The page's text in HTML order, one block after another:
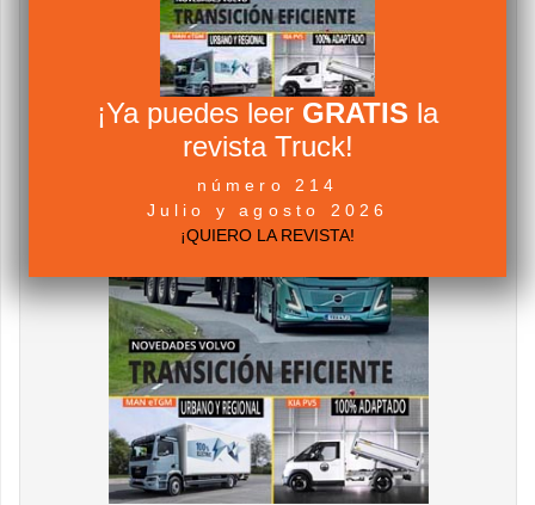
¡Ya puedes leer GRATIS la
revista Truck!
número 214
Julio y agosto 2026
¡QUIERO LA REVISTA!